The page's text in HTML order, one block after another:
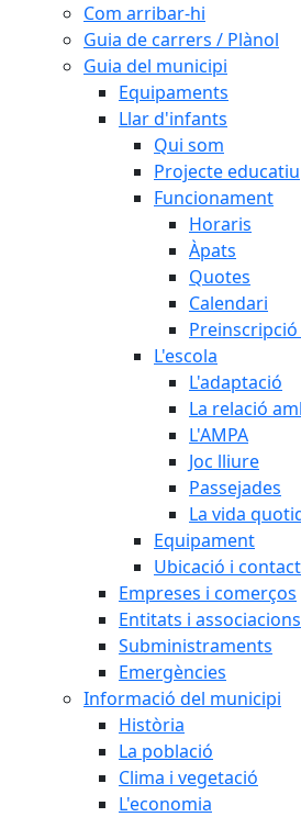
Com arribar-hi
Guia de carrers / Plànol
Guia del municipi
Equipaments
Llar d'infants
Qui som
Projecte educatiu
Funcionament
Horaris
Àpats
Quotes
Calendari
L'escola
L'adaptació
La relació
L'AMPA
Joc lliure
Passejades
La vida
Equipament
Ubicació i
Empreses i comerços
Entitats i associacions
Subministraments
Emergències
Informació del municipi
Història
La població
Clima i vegetació
L'economia